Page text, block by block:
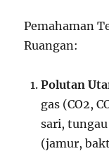
Pemahaman
Ruangan:
Polutan
gas (CO2,
sari,
(jamur,